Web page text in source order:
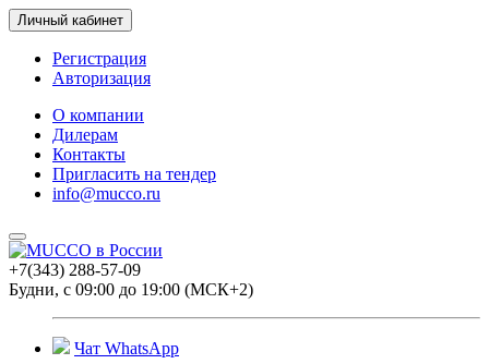
Личный кабинет
Регистрация
Авторизация
О компании
Дилерам
Контакты
Пригласить на тендер
info@mucco.ru
+7(343) 288-57-09
Будни, с 09:00 до 19:00 (МСК+2)
Чат WhatsApp